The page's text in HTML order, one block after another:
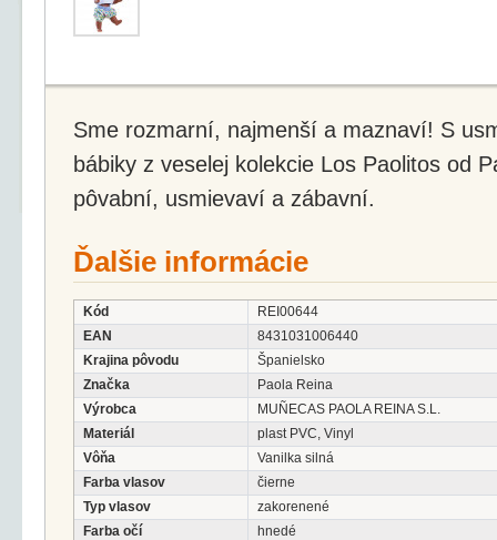
Sme rozmarní, najmenší a maznaví! S
bábiky z veselej kolekcie Los Paolitos od
pôvabní, usmievaví a zábavní.
Ďalšie informácie
Kód
REI00644
EAN
8431031006440
Krajina pôvodu
Španielsko
Značka
Paola Reina
Výrobca
MUÑECAS PAOLA REINA S.L.
Materiál
plast PVC, Vinyl
Vôňa
Vanilka silná
Farba vlasov
čierne
Typ vlasov
zakorenené
Farba očí
hnedé